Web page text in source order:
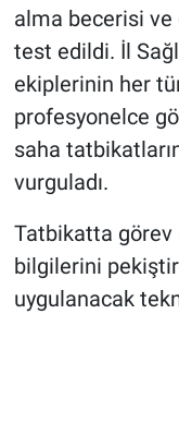
alma becerisi
test edildi. İl
ekiplerinin her
profesyonelce
saha
vurguladı.
Tatbikatta görev
bilgilerini
uygulanacak